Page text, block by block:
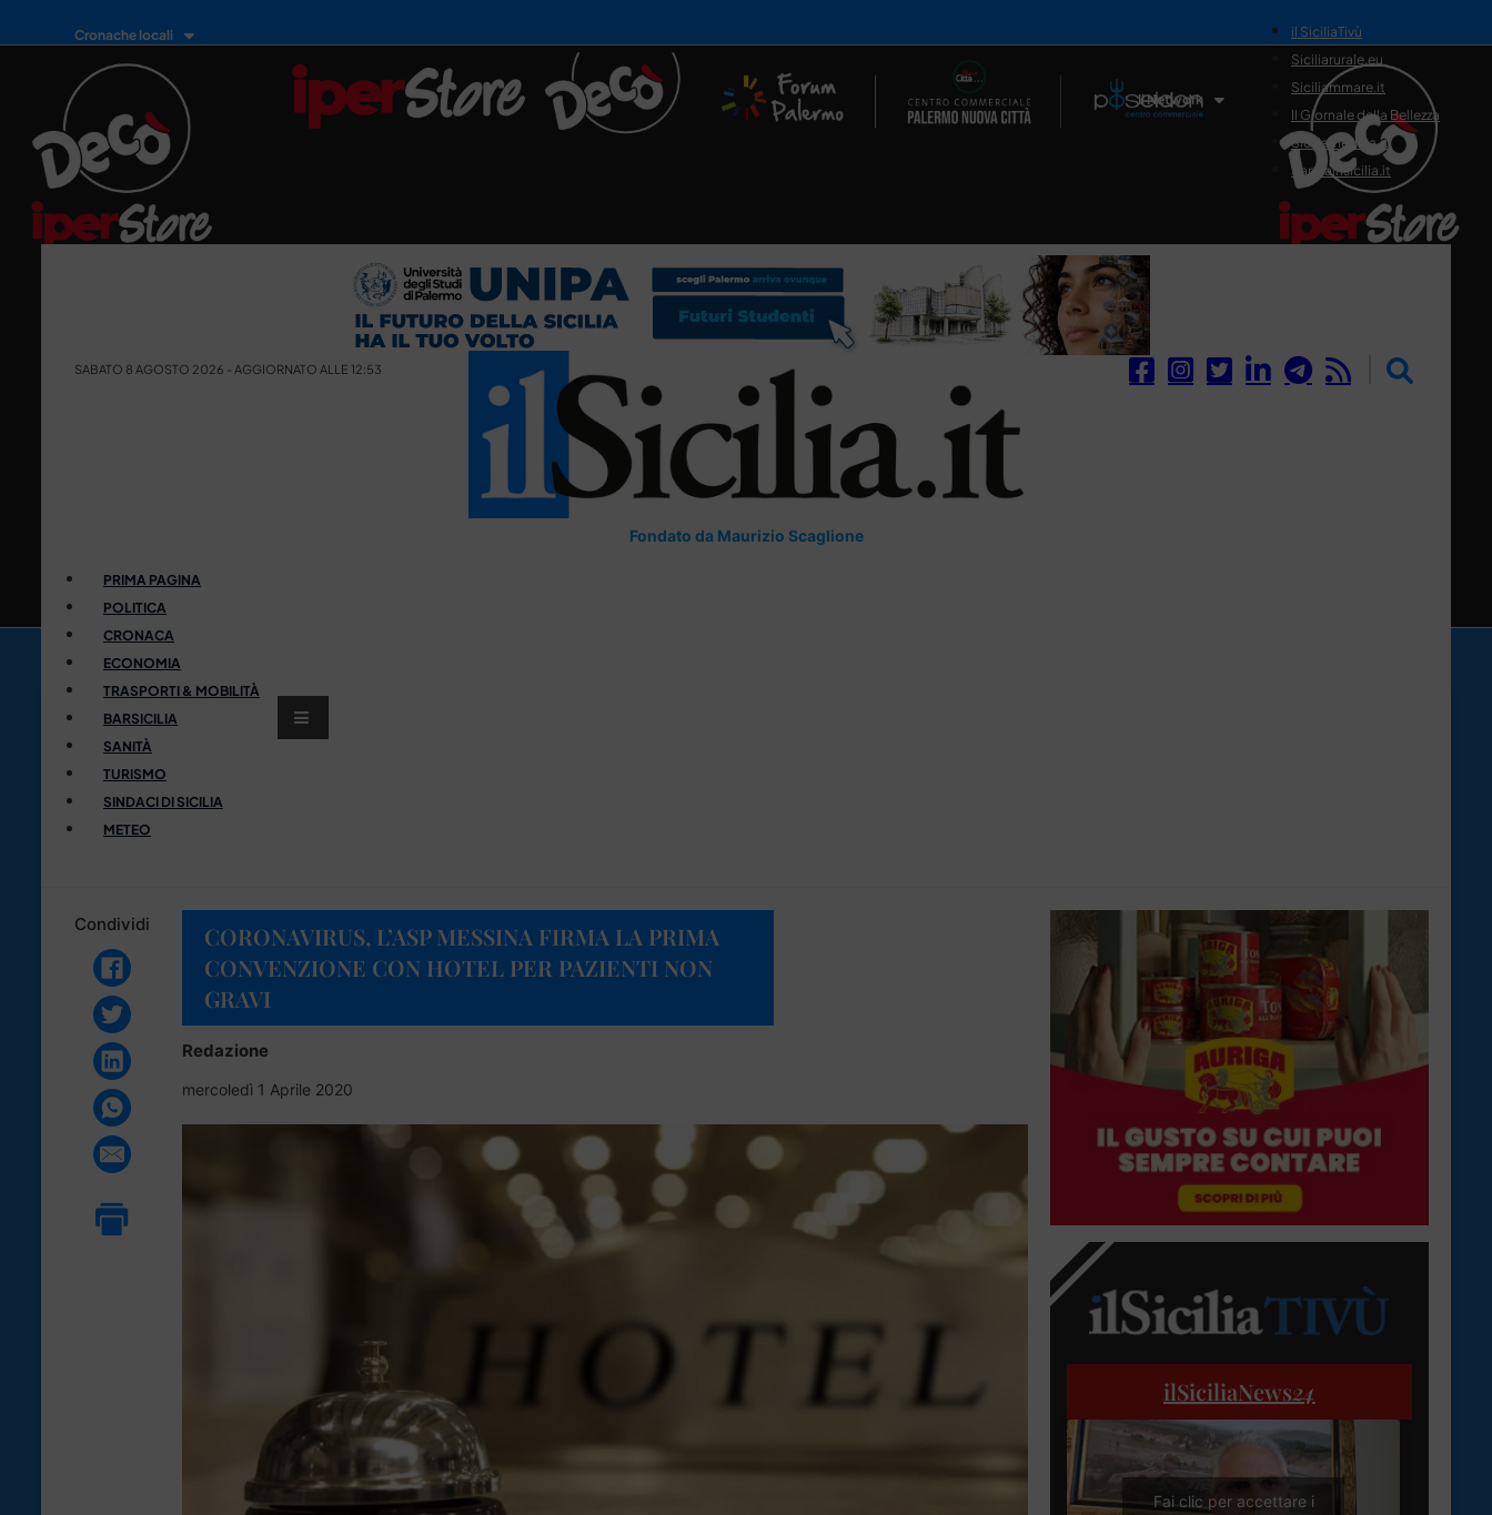
Cronache locali
Il Network
il SiciliaTivù
Siciliarurale.eu
Siciliammare.it
Il Giornale della Bellezza
Siciliamedica.it
Sanitainsicilia.it
SABATO 8 AGOSTO 2026 - AGGIORNATO ALLE 12:53
Fondato da Maurizio Scaglione
PRIMA PAGINA
POLITICA
CRONACA
ECONOMIA
TRASPORTI & MOBILITÀ
BARSICILIA
SANITÀ
TURISMO
SINDACI DI SICILIA
METEO
Condividi
CORONAVIRUS, L’ASP MESSINA FIRMA LA PRIMA
CONVENZIONE CON HOTEL PER PAZIENTI NON
GRAVI
Redazione
mercoledì 1 Aprile 2020
ilSiciliaNews24
Fai clic per accettare i